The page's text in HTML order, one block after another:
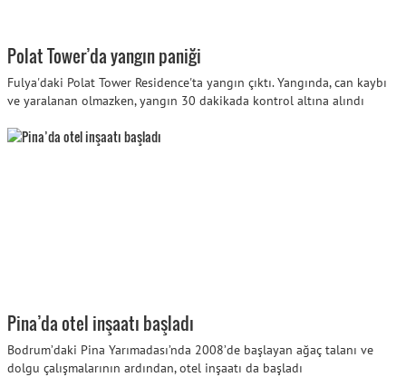
Polat Tower’da yangın paniği
Fulya'daki Polat Tower Residence'ta yangın çıktı. Yangında, can kaybı
ve yaralanan olmazken, yangın 30 dakikada kontrol altına alındı
Pina’da otel inşaatı başladı
Bodrum’daki Pina Yarımadası’nda 2008’de başlayan ağaç talanı ve
dolgu çalışmalarının ardından, otel inşaatı da başladı